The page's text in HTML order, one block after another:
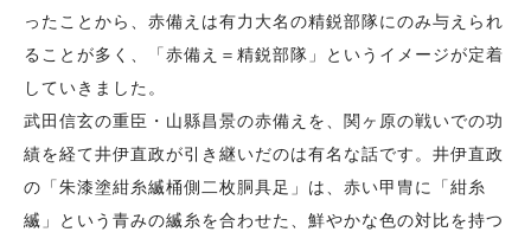
ったことから、赤備えは有力大名の精鋭部隊にのみ与えられ
ることが多く、「赤備え＝精鋭部隊」というイメージが定着
していきました。
武田信玄の重臣・山縣昌景の赤備えを、関ヶ原の戦いでの功
績を経て井伊直政が引き継いだのは有名な話です。井伊直政
の「朱漆塗紺糸縅桶側二枚胴具足」は、赤い甲冑に「紺糸
縅」という青みの縅糸を合わせた、鮮やかな色の対比を持つ